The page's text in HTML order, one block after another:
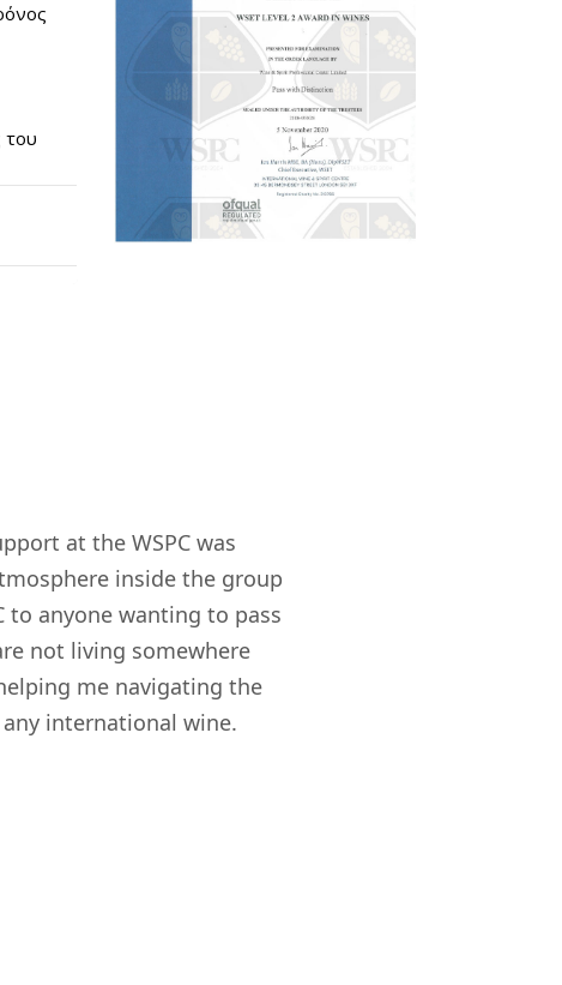
του
at the WSPC was
inside the group
to anyone wanting to pass
not living somewhere
me navigating the
international wine.